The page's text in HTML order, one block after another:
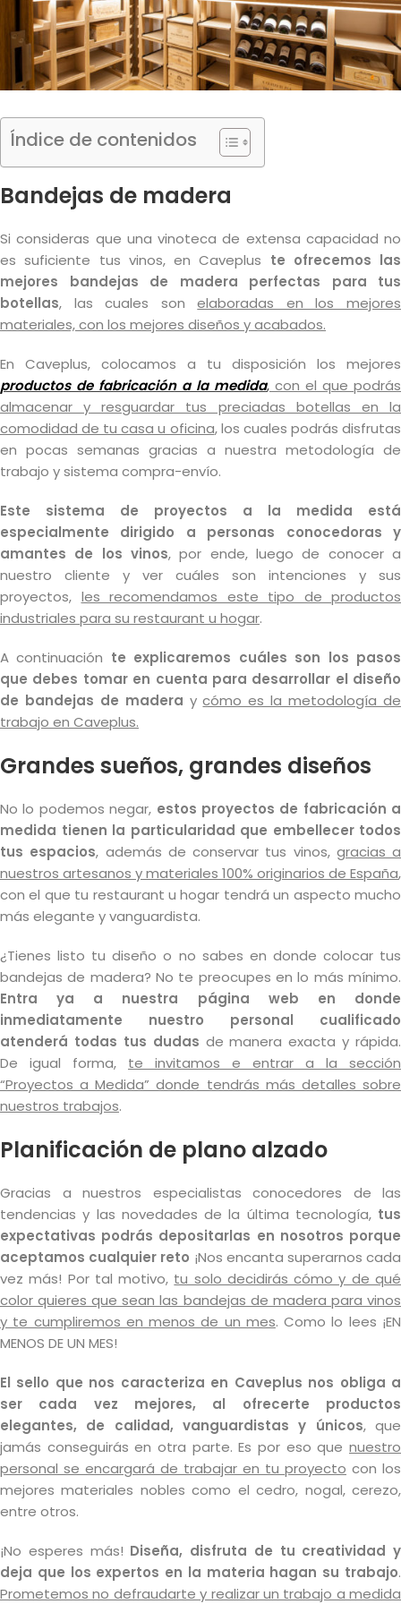
Índice de contenidos
Bandejas de madera
Si consideras que una vinoteca de extensa capacidad no
es suficiente tus vinos, en Caveplus te ofrecemos las
mejores bandejas de madera perfectas para tus
botellas, las cuales sonelaboradas en los mejores
materiales, con los mejores diseños y acabados.
En Caveplus, colocamos a tu disposición los mejores
productos de fabricación a la medida, con el que podrás
almacenar y resguardar tus preciadas botellas en la
comodidad de tu casa u oficina, los cuales podrás disfrutas
en pocas semanas gracias a nuestra metodología de
trabajo y sistema compra-envío.
Este sistema de proyectos a la medida está
especialmente dirigido a personas conocedoras y
amantes de los vinos, por ende, luego de conocer a
nuestro cliente y ver cuáles son intenciones y sus
proyectos, les recomendamos este tipo de productos
industriales para su restaurant u hogar.
A continuación te explicaremos cuáles son los pasos
que debes tomar en cuenta para desarrollar el diseño
de bandejas de madera ycómo es la metodología de
trabajo en Caveplus.
Grandes sueños, grandes diseños
No lo podemos negar, estos proyectos de fabricación a
medida tienen la particularidad que embellecer todos
tus espacios, además de conservar tus vinos, gracias a
nuestros artesanos y materiales 100% originarios de España,
con el que tu restaurant u hogar tendrá un aspecto mucho
más elegante y vanguardista.
¿Tienes listo tu diseño o no sabes en donde colocar tus
bandejas de madera? No te preocupes en lo más mínimo.
Entra ya a nuestra página web en donde
inmediatamente nuestro personal cualificado
atenderá todas tus dudas de manera exacta y rápida.
De igual forma, te invitamos e entrar a la sección
“Proyectos a Medida” donde tendrás más detalles sobre
nuestros trabajos.
Planificación de plano alzado
Gracias a nuestros especialistas conocedores de las
tendencias y las novedades de la última tecnología, tus
expectativas podrás depositarlas en nosotros porque
aceptamos cualquier reto ¡Nos encanta superarnos cada
vez más! Por tal motivo, tu solo decidirás cómo y de qué
color quieres que sean las bandejas de madera para vinos
y te cumpliremos en menos de un mes. Como lo lees ¡EN
MENOS DE UN MES!
El sello que nos caracteriza en Caveplus nos obliga a
ser cada vez mejores, al ofrecerte productos
elegantes, de calidad, vanguardistas y únicos, que
jamás conseguirás en otra parte. Es por eso que nuestro
personal se encargará de trabajar en tu proyecto con los
mejores materiales nobles como el cedro, nogal, cerezo,
entre otros.
¡No esperes más! Diseña, disfruta de tu creatividad y
deja que los expertos en la materia hagan su trabajo.
Prometemos no defraudarte y realizar un trabajo a medida